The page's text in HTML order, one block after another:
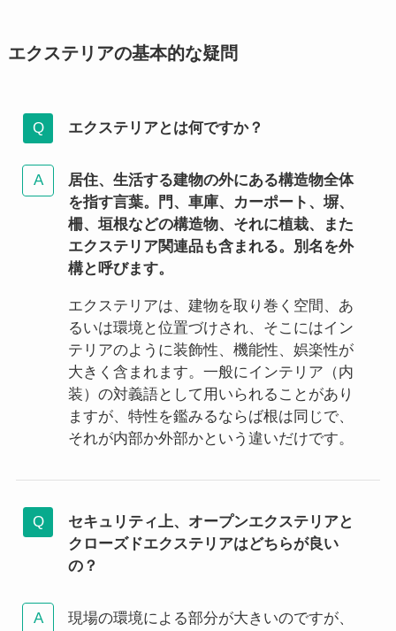
エクステリアの基本的な疑問
エクステリアとは何ですか？
居住、生活する建物の外にある構造物全体
を指す言葉。門、車庫、カーポート、塀、
柵、垣根などの構造物、それに植栽、また
エクステリア関連品も含まれる。別名を外
構と呼びます。
エクステリアは、建物を取り巻く空間、あ
るいは環境と位置づけされ、そこにはイン
テリアのように装飾性、機能性、娯楽性が
大きく含まれます。一般にインテリア（内
装）の対義語として用いられることがあり
ますが、特性を鑑みるならば根は同じで、
それが内部か外部かという違いだけです。
セキュリティ上、オープンエクステリアと
クローズドエクステリアはどちらが良い
の？
現場の環境による部分が大きいのですが、